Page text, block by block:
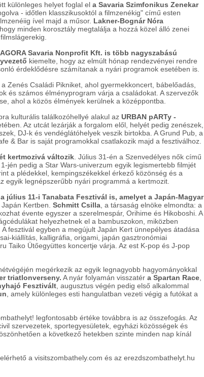
különleges helyet foglal el a Savaria Szimfonikus Zenekar
- időtlen klasszikusoktól a filmzenékig" című esten
ível majd a műsor. Lakner-Bognár Nóra
minden korosztály megtalálja a hozzá közel álló zenei
AGORA Savaria Nonprofit Kft. is több nagyszabású
kiemelte, hogy az elmúlt hónap rendezvényei rendre
érdeklődésre számítanak a nyári programok esetében is.
Zenés Családi Pikniket, ahol gyermekkoncert, bábelőadás,
és számos élményprogram várja a családokat. A szervezők
ahol a közös élmények kerülnek a középpontba.
kulturális találkozóhellyé alakul az URBAN pARTy -
Az utcát lezárják a forgalom elől, helyét pedig zenészek,
DJ-k és vendéglátóhelyek veszik birtokba. A Grund Pub, a
& Bar is saját programokkal csatlakozik majd a fesztiválhoz.
kertmozivá változik. Július 31-én a Szenvedélyes nők című
jén pedig a Star Wars-univerzum egyik legismertebb filmjét
a plédekkel, kempingszékekkel érkező közönség és a
egyik legnépszerűbb nyári programmá a kertmozit.
a július 11-i Tanabata Fesztivál is, amelyet a Japán-Magyar
Kertben. Schmitt Csilla, a társaság elnöke elmondta: a
évente egyszer a szerelmespár, Orihime és Hikoboshi. A
helyezhetnek el a bambuszokon, miközben
fesztivál egyben a megújult Japán Kert ünnepélyes átadása
kiállítás, kalligráfia, origami, japán gasztronómiai
Taiko Ütőegyüttes koncertje várja. Az est K-pop és J-pop
megérkezik az egyik legnagyobb hagyományokkal
triatlonverseny. A nyár folyamán visszatér a Spartan Race,
Fesztivált, augusztus végén pedig első alkalommal
, amely különleges esti hangulatban vezeti végig a futókat a
legfontosabb értéke továbbra is az összefogás. Az
szervezetek, sportegyesületek, egyházi közösségek és
a következő hetekben szinte minden nap kínál
a visitszombathely.com és az erezdszombathelyt.hu